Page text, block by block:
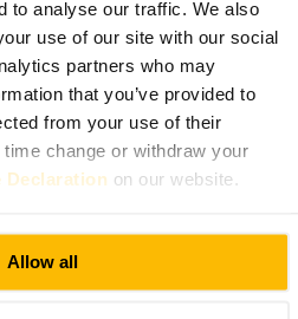
to analyse our traffic. We also
use of our site with our social
partners who may
that you’ve provided to
from your use of their
change or withdraw your
Declaration on our website.
Allow all
حانة حي”